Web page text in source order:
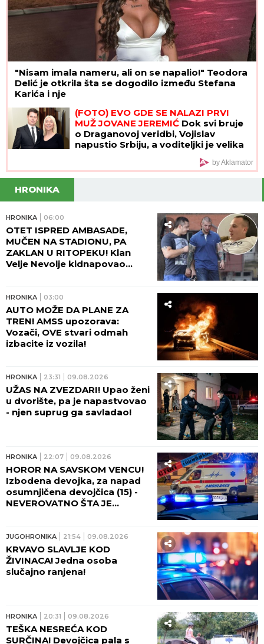
"Nisam imala nameru, ali on se napalio!" Teodora
Delić je otkrila šta se dogodilo između Stefana
Karića i nje
(FOTO) EVO GDE SE NALAZI PRVI
MUŽ JOVANE JEREMIĆ Dok svi bruje
o Draganovoj veridbi, Vojislav
napustio Srbiju, a voditeljki je velika
podrška: "Brak nam je bio savršen"
by Aklamator
HRONIKA
HRONIKA 06:00
OTET ISPRED AMBASADE,
MUČEN NA STADIONU, PA
ZAKLAN U RITOPEKU! Klan
Velje Nevolje kidnapovao
"ZEMUNCI" NISU RADILI!
HRONIKA 03:00
AUTO MOŽE DA PLANE ZA
TREN! AMSS upozorava:
Vozači, OVE stvari odmah
izbacite iz vozila!
HRONIKA 23:31 09.08.2026
UŽAS NA ZVEZDARI! Upao ženi
u dvorište, pa je napastvovao
- njen suprug ga savladao!
HRONIKA 22:07 09.08.2026
HOROR NA SAVSKOM VENCU!
Izbodena devojka, za napad
osumnjičena devojčica (15) -
NEVEROVATNO ŠTA JE
JUGOHRONIKA 21:54 09.08.2026
KRVAVO SLAVLJE KOD
ŽIVINACA! Jedna osoba
slučajno ranjena!
HRONIKA 20:31 09.08.2026
TEŠKA NESREĆA KOD
SURČINA! Devojčica pala s